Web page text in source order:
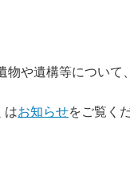
物や遺構等について
お知らせをご覧く